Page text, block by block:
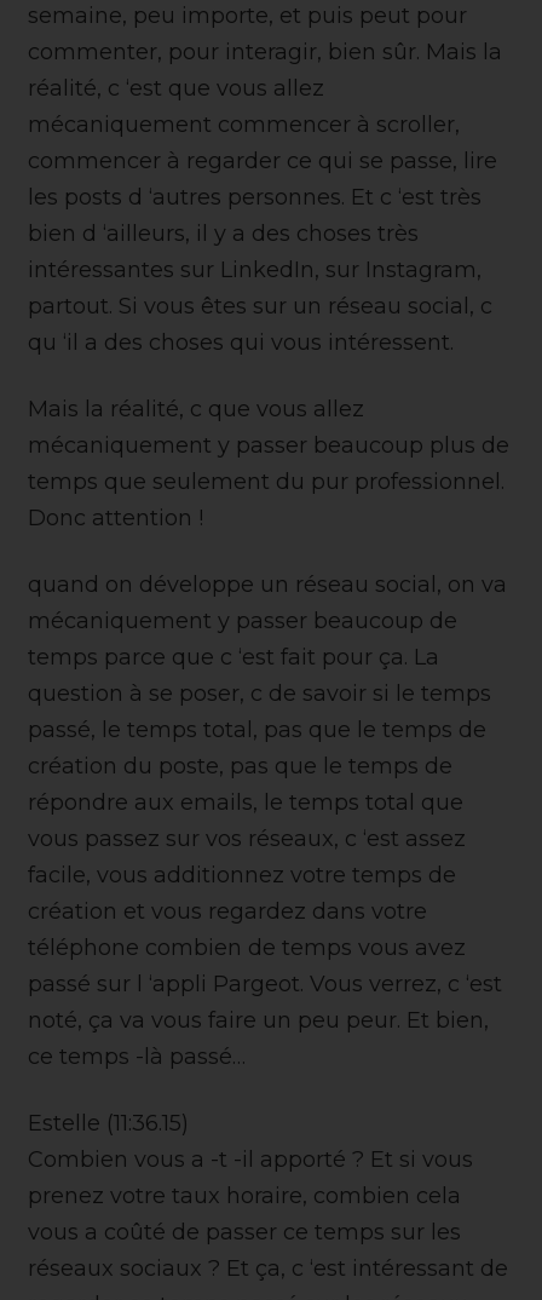
semaine, peu importe, et puis peut pour
commenter, pour interagir, bien sûr. Mais la
réalité, c ‘est que vous allez
mécaniquement commencer à scroller,
commencer à regarder ce qui se passe, lire
les posts d ‘autres personnes. Et c ‘est très
bien d ‘ailleurs, il y a des choses très
intéressantes sur LinkedIn, sur Instagram,
partout. Si vous êtes sur un réseau social, c
qu ‘il a des choses qui vous intéressent.
Mais la réalité, c que vous allez
mécaniquement y passer beaucoup plus de
temps que seulement du pur professionnel.
Donc attention !
quand on développe un réseau social, on va
mécaniquement y passer beaucoup de
temps parce que c ‘est fait pour ça. La
question à se poser, c de savoir si le temps
passé, le temps total, pas que le temps de
création du poste, pas que le temps de
répondre aux emails, le temps total que
vous passez sur vos réseaux, c ‘est assez
facile, vous additionnez votre temps de
création et vous regardez dans votre
téléphone combien de temps vous avez
passé sur l ‘appli Pargeot. Vous verrez, c ‘est
noté, ça va vous faire un peu peur. Et bien,
ce temps -là passé…
Estelle (11:36.15)
Combien vous a -t -il apporté ? Et si vous
prenez votre taux horaire, combien cela
vous a coûté de passer ce temps sur les
réseaux sociaux ? Et ça, c ‘est intéressant de